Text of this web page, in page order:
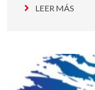
LEER MÁS